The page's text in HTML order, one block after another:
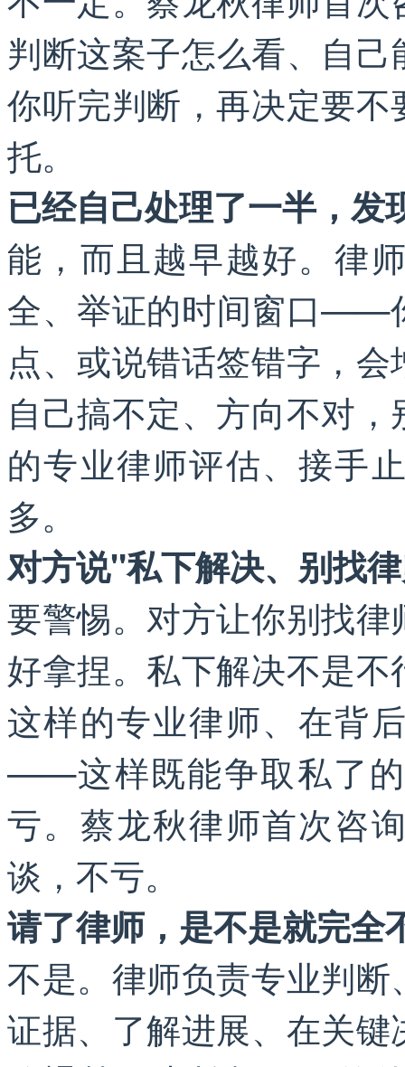
判断这案子怎么看、自
你听完判断，再决定要
托。
已经自己处理了一半，
能，而且越早越好。律
全、举证的时间窗口——
点、或说错话签错字，
自己搞不定、方向不对
的专业律师评估、接手
多。
对方说"私下解决、别找
要警惕。对方让你别找
好拿捏。私下解决不是
这样的专业律师、在背
——这样既能争取私了
亏。蔡龙秋律师首次咨
谈，不亏。
请了律师，是不是就完全
不是。律师负责专业判
证据、了解进展、在关